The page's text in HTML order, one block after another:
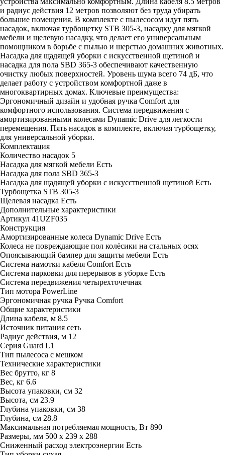
и радиус действия 12 метров позволяют без труда убирать
большие помещения. В комплекте с пылесосом идут пять
насадок, включая турбощетку STB 305-3, насадку для мягкой
мебели и щелевую насадку, что делает его универсальным
помощником в борьбе с пылью и шерстью домашних животных.
Насадка для щадящей уборки с искусственной щетиной и
насадка для пола SBD 365-3 обеспечивают качественную
очистку любых поверхностей. Уровень шума всего 74 дБ, что
делает работу с устройством комфортной даже в
многоквартирных домах. Ключевые преимущества:
Эргономичный дизайн и удобная ручка Comfort для
комфортного использования. Система передвижения с
амортизированными колесами Dynamic Drive для легкости
перемещения. Пять насадок в комплекте, включая турбощетку,
для универсальной уборки.
Комплектация
Количество насадок 5
Насадка для мягкой мебели Есть
Насадка для пола SBD 365-3
Насадка для щадящей уборки с искусственной щетиной Есть
Турбощетка STB 305-3
Щелевая насадка Есть
Дополнительные характеристики
Артикул 41UZF035
Конструкция
Амортизированные колеса Dynamic Drive Есть
Колеса не повреждающие пол колёсики на стальных осях
Опоясывающий бампер для защиты мебели Есть
Система намотки кабеля Comfort Есть
Система парковки для перерывов в уборке Есть
Система передвижения четырехточечная
Тип мотора PowerLine
Эргономичная ручка Ручка Comfort
Общие характеристики
Длина кабеля, м 8.5
Источник питания сеть
Радиус действия, м 12
Серия Guard L1
Тип пылесоса с мешком
Технические характеристики
Вес брутто, кг 8
Вес, кг 6.6
Высота упаковки, см 32
Высота, см 23.9
Глубина упаковки, см 38
Глубина, см 28.8
Максимальная потребляемая мощность, Вт 890
Размеры, мм 500 х 239 х 288
Сниженный расход электроэнергии Есть